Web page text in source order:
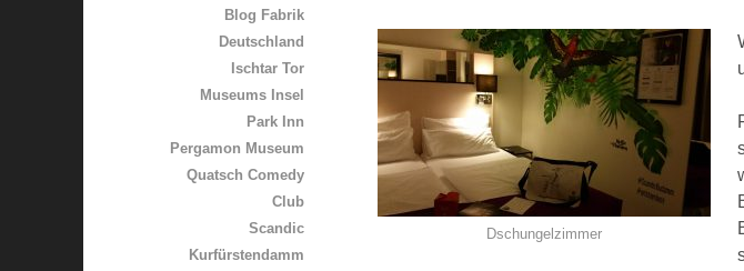
Dschungelzimmer
Blog Fabrik
Deutschland
Ischtar Tor
Museums Insel
Park Inn
Pergamon Museum
Quatsch Comedy
Club
Scandic
Kurfürstendamm